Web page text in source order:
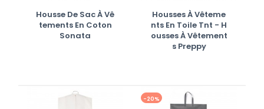
Housse De Sac À Vê
Tements En Coton
Sonata
Housses À Vêteme
Nts En Toile Tnt - H
Ousses À Vêtement
S Preppy
-20%